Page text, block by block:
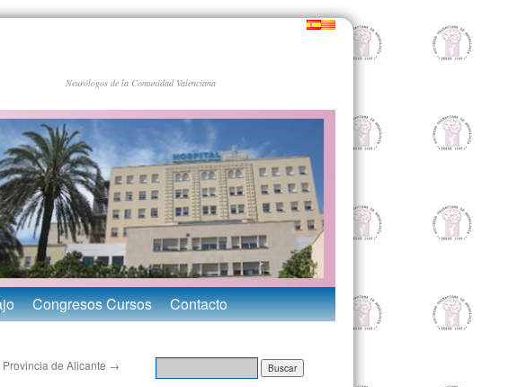
Neurólogos de la Comunidad Valenciana
Congresos Cursos Contacto
de Alicante →